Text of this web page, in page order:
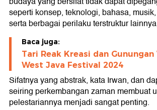
seperti konsep, teknologi, bahasa,
serta berbagai perilaku terstruktur
Baca juga:
Tari Reak Kreasi dan Gunungan
West Java Festival 2024
Sifatnya yang abstrak, kata Irwan, dan
seiring perkembangan zaman membuat
pelestariannya menjadi sangat penting.